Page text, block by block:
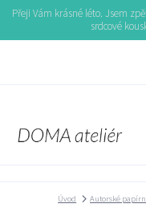
Přeji Vám krásné léto. Jsem
srdcové
Úvod Autorské